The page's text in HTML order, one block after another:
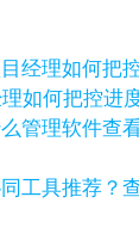
如何把控进
查